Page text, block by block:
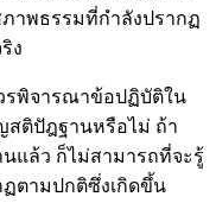
าพธรรมที่กำลังปรากฏ
ง
รพิจารณาข้อปฏิบัติใน
สติปัฎฐานหรือไม่ ถ้า
แล้ว ก็ไม่สามารถที่จะรู้
ตามปกติซึ่งเกิดขึ้น